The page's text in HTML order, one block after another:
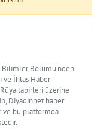
Bilimler Bölümü'nden
ve İhlas Haber
tabirleri üzerine
Diyadinnet haber
ve bu platformda